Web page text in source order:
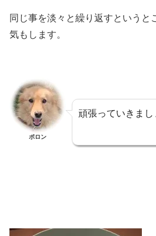
同じ事を淡々と繰り返すというと
気もします。
ポロン
頑張っていきまし